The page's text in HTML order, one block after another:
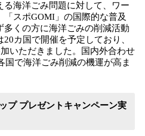
海洋ごみ問題に対して、ワー
スポGOMI」の国際的な普及
多くの方に海洋ごみの削減活動
カ国で開催を予定しており、
いただきました。国内外合わせ
国で海洋ごみ削減の機運が高ま
プ プレゼントキャンペーン実